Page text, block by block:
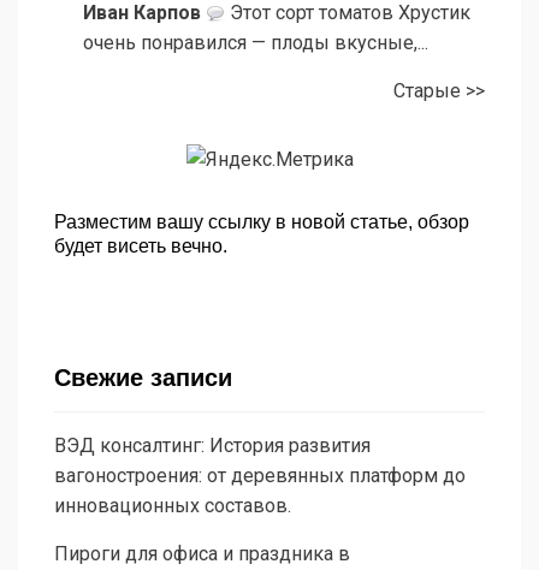
Иван Карпов
Этот сорт томатов Хрустик
очень понравился — плоды вкусные,...
Старые >>
Разместим вашу ссылку в новой статье, обзор
будет висеть вечно.
Свежие записи
ВЭД консалтинг: История развития
вагоностроения: от деревянных платформ до
инновационных составов.
Пироги для офиса и праздника в